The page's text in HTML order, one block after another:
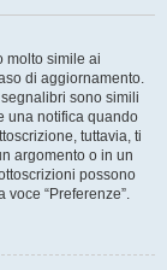
molto simile ai
di aggiornamento.
sono simili
una notifica quando
tuttavia, ti
argomento o in un
possono
“Preferenze”.